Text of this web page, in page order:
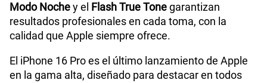
Modo Nochey el Flash True Tonegarantizan
resultados profesionales en cada toma, con la
calidad que Apple siempre ofrece.
El iPhone 16 Pro es el último lanzamiento de Apple
en la gama alta, diseñado para destacar en todos